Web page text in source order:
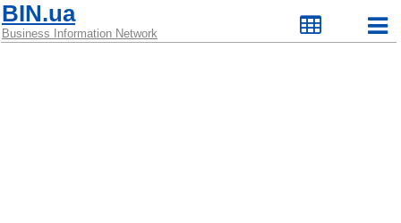
BIN.ua
Business Information Network